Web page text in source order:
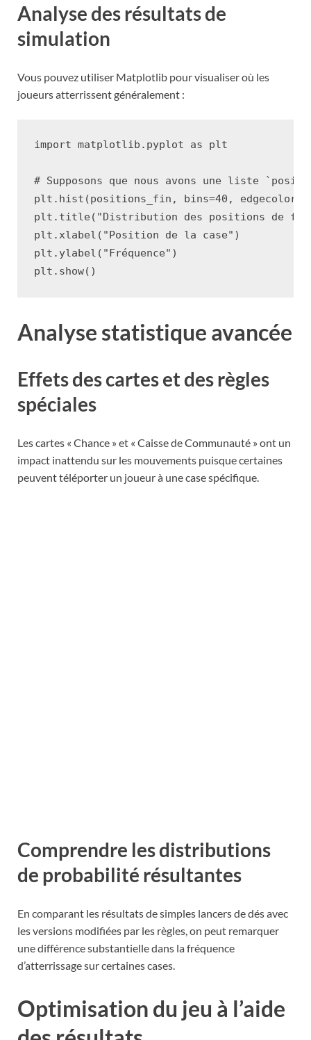
Analyse des résultats de
simulation
Vous pouvez utiliser Matplotlib pour visualiser où les
joueurs atterrissent généralement :
import matplotlib.pyplot as plt
# Supposons que nous avons une liste
plt . hist (positions_fin , bins=40 , edgecolor
plt . title ( "Distribution des positions de fin
plt . xlabel ( "Position de la case" )
plt . ylabel ( "Fréquence" )
plt . show()
Analyse statistique avancée
Effets des cartes et des règles
spéciales
Les cartes « Chance » et « Caisse de Communauté » ont un
impact inattendu sur les mouvements puisque certaines
peuvent téléporter un joueur à une case spécifique.
Comprendre les distributions
de probabilité résultantes
En comparant les résultats de simples lancers de dés avec
les versions modifiées par les règles, on peut remarquer
une différence substantielle dans la fréquence
d’atterrissage sur certaines cases.
Optimisation du jeu à l’aide